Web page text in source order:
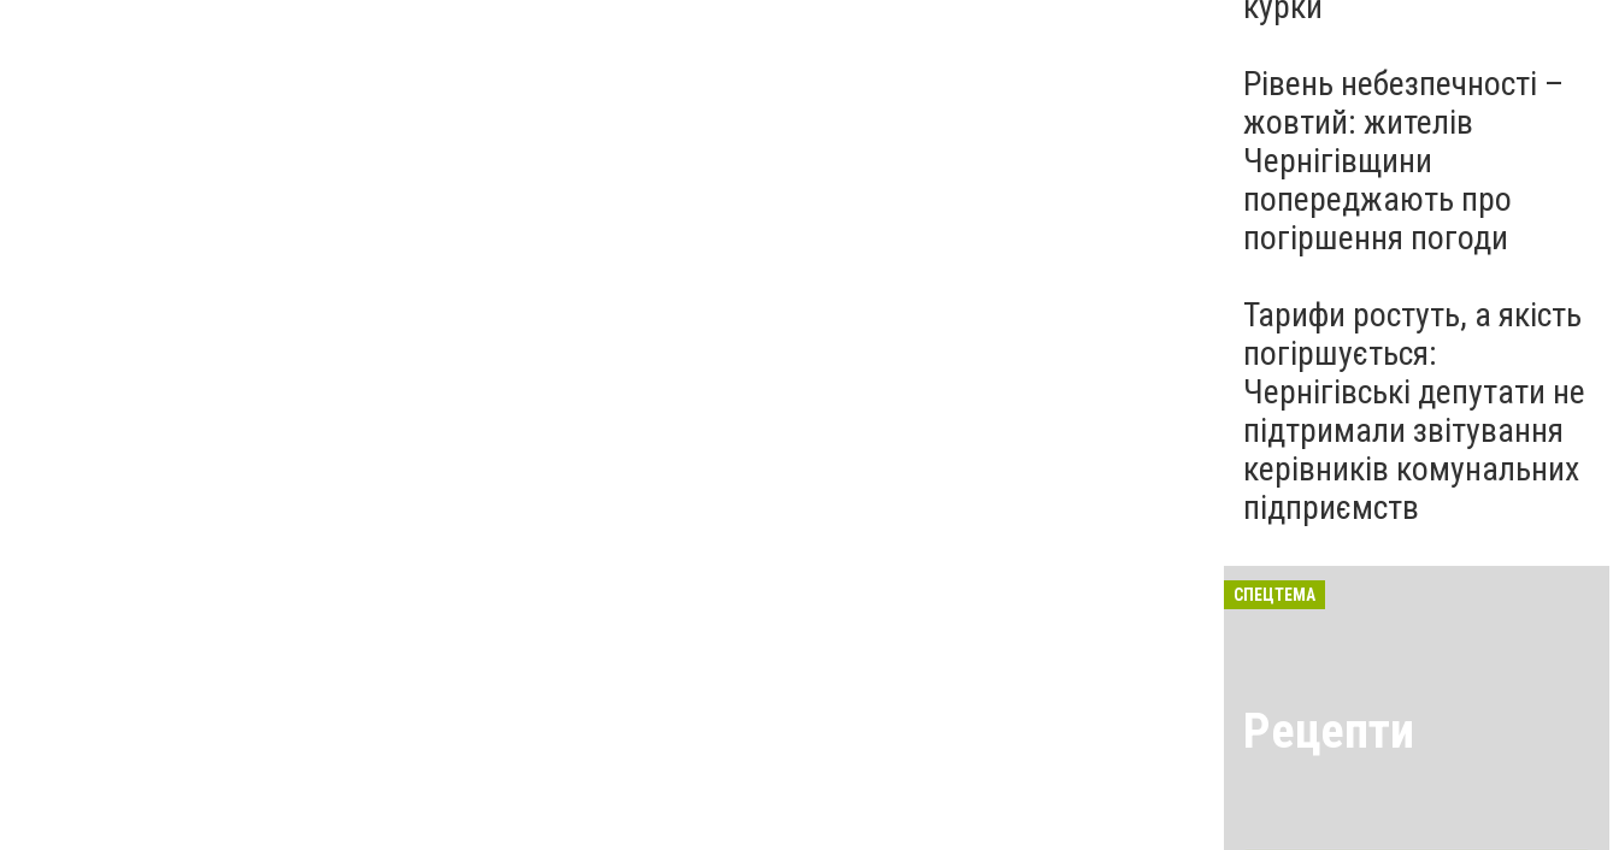
Рівень небезпечності –
жовтий: жителів
Чернігівщини
попереджають про
погіршення погоди
Тарифи ростуть, а якість
погіршується:
Чернігівські депутати не
підтримали звітування
керівників комунальних
підприємств
СПЕЦТЕМА
Рецепти